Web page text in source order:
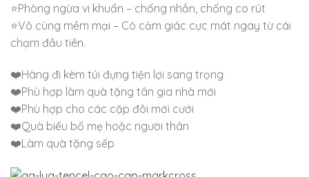
⭐Phòng ngừa vi khuẩn – chống nhắn, chống co rút
⭐Vô cùng mềm mại – Có cảm giác cực mát ngay từ cái
chạm đầu tiên.
❤️Hàng đi kèm túi đựng tiện lợi sang trọng
❤️Phù hợp làm quà tặng tân gia nhà mới
❤️Phù hợp cho các cặp đôi mới cưới
❤️Quà biếu bố mẹ hoặc người thân
❤️Làm quà tặng sếp